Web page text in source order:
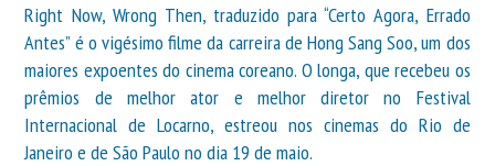
Right Now, Wrong Then, traduzido para “Certo Agora, Errado
Antes” é o vigésimo filme da carreira de Hong Sang Soo, um dos
maiores expoentes do cinema coreano. O longa, que recebeu os
prêmios de melhor ator e melhor diretor no Festival
Internacional de Locarno, estreou nos cinemas do Rio de
Janeiro e de São Paulo no dia 19 de maio.